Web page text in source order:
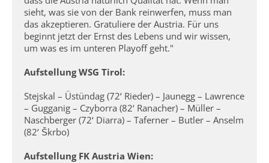
sieht, was sie von der Bank reinwerfen, muss man
das akzeptieren. Gratuliere der Austria. Für uns
beginnt jetzt der Ernst des Lebens und wir wissen,
um was es im unteren Playoff geht."
Aufstellung WSG Tirol:
Stejskal – Üstündag (72‘ Rieder) – Jaunegg – Lawrence
– Gugganig – Czyborra (82‘ Ranacher) – Müller –
Naschberger (72‘ Diarra) – Taferner – Butler – Anselm
(82‘ Škrbo)
Aufstellung FK Austria Wien: